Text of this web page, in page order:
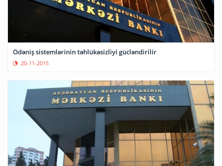
Ödəniş sistemlərinin təhlükəsizliyi gücləndirilir
20-11-2015